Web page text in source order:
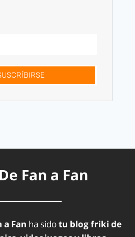
Fan a Fan
a Fan ha sidotu blog friki de